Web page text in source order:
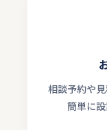
相談予約や
簡単に